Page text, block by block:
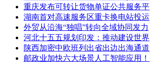
重庆发布可转让货物单证公共服务平
湖南首对高速服务区重卡换电站投运
外贸从沿海“独唱”转向全域协同发力
河北十五五规划印发：推动建设世界
陕西加密中欧班列出省出边出海通道
邮政业加快六大场景人工智能应用！